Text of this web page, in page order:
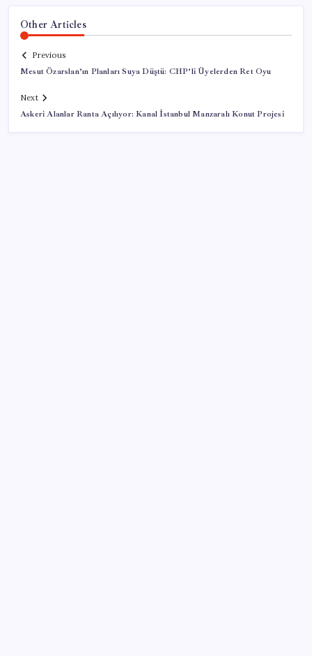
Other Articles
Previous
Mesut Özarslan’ın Planları Suya Düştü: CHP’li Üyelerden Ret Oyu
Next
Askeri Alanlar Ranta Açılıyor: Kanal İstanbul Manzaralı Konut Projesi